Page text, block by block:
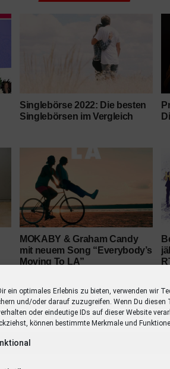
ein optimales Erlebnis zu bieten, verwenden wir
und/oder darauf zuzugreifen. Wenn Du
oder eindeutige IDs auf dieser Website
können bestimmte Merkmale und
Singlebörse 2022: Die besten
Singlebörsen im Vergleich
MOKABY & Graham Candy
mit neuem Song “Everybody’s
Moving To LA”